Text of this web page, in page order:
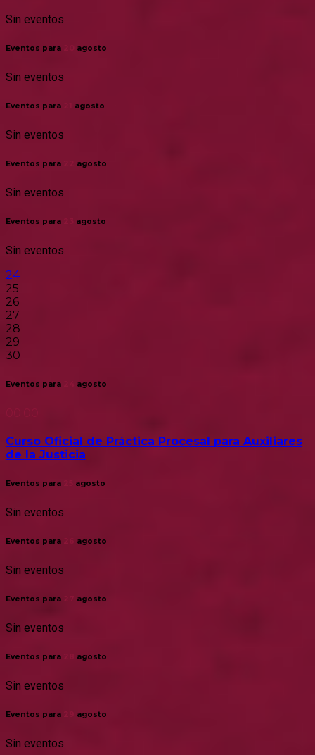
Sin eventos
Eventos para agosto
Sin eventos
Eventos para agosto
Sin eventos
Eventos para agosto
Sin eventos
Eventos para agosto
Sin eventos
24
25
26
27
28
29
30
Eventos para agosto
Curso Oficial de Práctica Procesal para Auxiliares
de la Justicia
Eventos para agosto
Sin eventos
Eventos para 26 agosto
Sin eventos
Eventos para 27 agosto
Sin eventos
Eventos para agosto
Sin eventos
Eventos para 29 agosto
Sin eventos